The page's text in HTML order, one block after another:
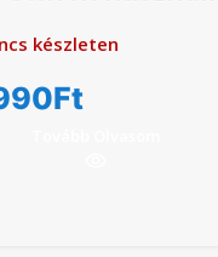
készleten
Ft